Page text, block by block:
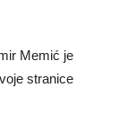
Memić je
stranice